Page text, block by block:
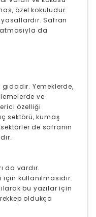
özel kokuludur.
Safran
da
Yemeklerde,
ve
özelliği
sektörü, kumaş
de safranın
da vardır.
kullanılmasıdır.
bu yazılar için
oldukça